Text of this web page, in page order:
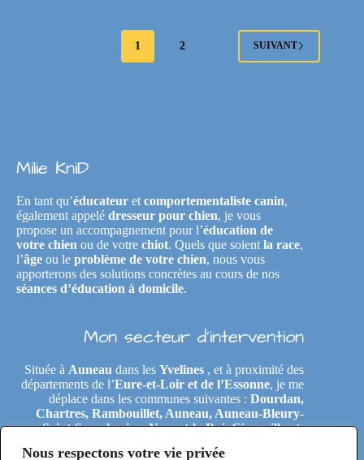
Nous respectons votre vie privée
1 2 SUIVANT
Milie KniD
En tant qu’éducateur et comportementaliste canin,
également appelé dresseur pour chien, je vous
propose un accompagnement pour l’éducation de
votre chien ou de votre chiot. Quels que soient la race,
l’âge ou le problème de votre chien, nous vous
apporterons des solutions concrètes au cours de nos
séances d’éducation à domicile.
Mon secteur d’intervention
Située à Auneau dans lesYvelines , et à proximité des
départements de l’Eure-et-Loir et de l’Essonne, je me
déplace dans les communes suivantes :Dourdan,
Chartres, Rambouillet, Auneau, Auneau-Bleury-
Saint-Symphorien, Nogent-le-Roi, Gironville-et-
Maintenon, Épernon, Le Perray-en-Yvelines,